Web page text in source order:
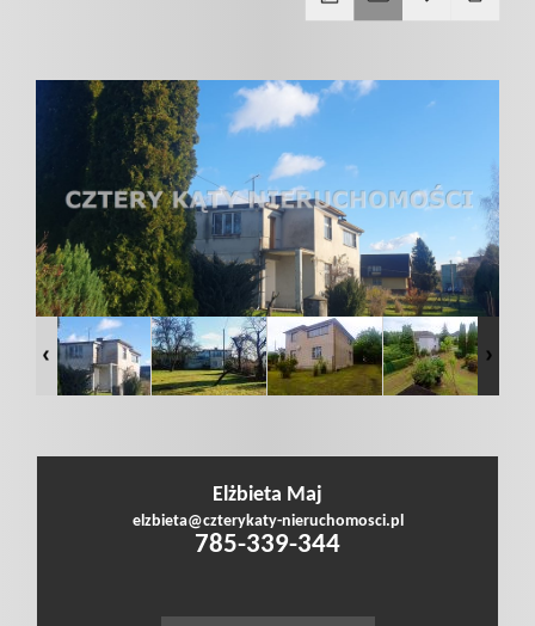
Dodaj
Kontakt
−
Leaflet ©OpenStreetMap
Elżbieta Maj
elzbieta@czterykaty-nieruchomosci.pl
785-339-344